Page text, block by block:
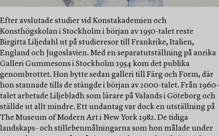
Efter avslutade studier vid Konstakademien och
Konsthögskolan i Stockholm i början av 1950-talet reste
Birgitta Liljedahl ut på studieresor till Frankrike, Italien,
England och Jugoslavien. Med en separatutställning på anrika
Galleri Gummesons i Stockholm 1954 kom det publika
genombrottet. Hon bytte sedan galleri till Färg och Form, där
hon stannade tills de stängde i början av 2000-talet. Från 1960-
talet arbetade Liljebladh som lärare på Valands i Göteborg och
ställde ut allt mindre. Ett undantag var dock en utställning på
The Museum of Modern Art i New York 1982. De tidiga
landskaps- och stillebenmålningarna som hon målade under